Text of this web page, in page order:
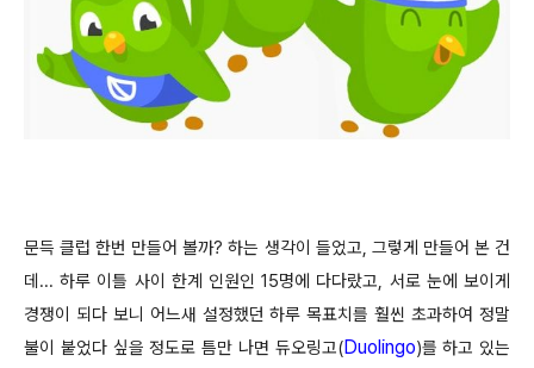
문득 클럽 한번 만들어 볼까? 하는 생각이 들었고, 그렇게 만들어 본 건
데... 하루 이틀 사이 한계 인원인 15명에 다다랐고, 서로 눈에 보이게
경쟁이 되다 보니 어느새 설정했던 하루 목표치를 훨씬 초과하여 정말
불이 붙었다 싶을 정도로 틈만 나면 듀오링고(Duolingo)를 하고 있는